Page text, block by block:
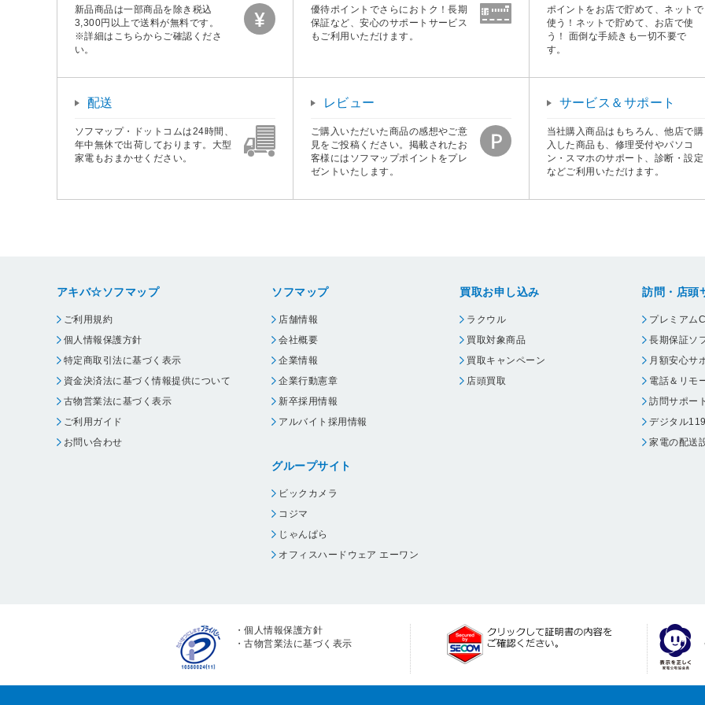
新品商品は一部商品を除き税込
3,300円以上で送料が無料です。
※詳細はこちらからご確認くださ
い。
優待ポイントでさらにおトク！長期
保証など、安心のサポートサービス
もご利用いただけます。
ポイントをお店で貯めて、ネットで
使う！ネットで貯めて、お店で使
う！ 面倒な手続きも一切不要で
す。
配送
ソフマップ・ドットコムは24時間、
年中無休で出荷しております。大型
家電もおまかせください。
レビュー
ご購入いただいた商品の感想やご意
見をご投稿ください。掲載されたお
客様にはソフマップポイントをプレ
ゼントいたします。
サービス＆サポート
当社購入商品はもちろん、他店で購
入した商品も、修理受付やパソコ
ン・スマホのサポート、診断・設定
などご利用いただけます。
アキバ☆ソフマップ
ご利用規約
個人情報保護方針
特定商取引法に基づく表示
資金決済法に基づく情報提供について
古物営業法に基づく表示
ご利用ガイド
お問い合わせ
ソフマップ
店舗情報
会社概要
企業情報
企業行動憲章
新卒採用情報
アルバイト採用情報
グループサイト
ビックカメラ
コジマ
じゃんぱら
オフィスハードウェア エーワン
買取お申し込み
ラクウル
買取対象商品
買取キャンペーン
店頭買取
訪問・店頭
プレミアム
長期保証ソ
月額安心サ
電話＆リモ
訪問サポー
デジタル
家電の配送
・個人情報保護方針
・古物営業法に基づく表示